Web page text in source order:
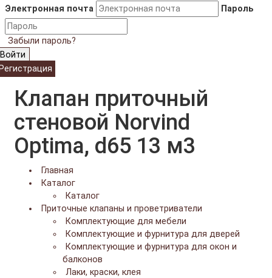
Электронная почта
Пароль
Забыли пароль?
Войти
Клапан приточный
стеновой Norvind
Optima, d65 13 м3
Главная
Каталог
Каталог
Приточные клапаны и проветриватели
Комплектующие для мебели
Комплектующие и фурнитура для дверей
Комплектующие и фурнитура для окон и
балконов
Лаки, краски, клея